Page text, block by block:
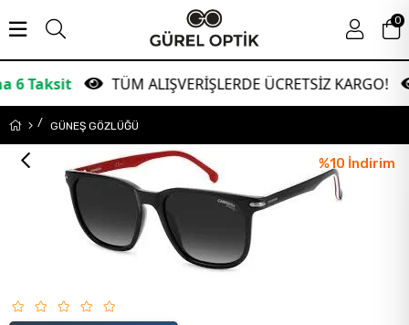
TÜM ALIŞVERİŞLERDE ÜCRETSİZ KARGO!
0
GÜNEŞ GÖZLÜĞÜ
%10 İndirim